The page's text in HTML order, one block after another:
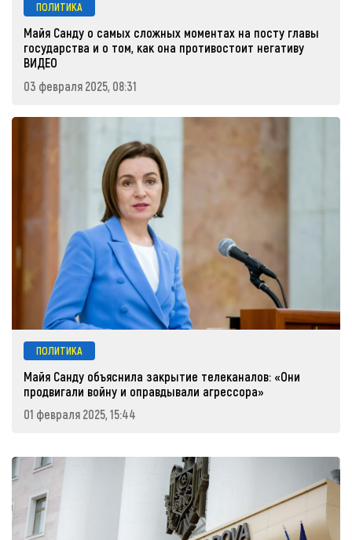
ПОЛИТИКА
Майя Санду о самых сложных моментах на посту главы
государства и о том, как она противостоит негативу
ВИДЕО
03 февраля 2025, 08:31
ПОЛИТИКА
Майя Санду объяснила закрытие телеканалов: «Они
продвигали войну и оправдывали агрессора»
01 февраля 2025, 15:44